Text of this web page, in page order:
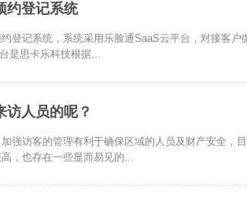
约登记系统
登记系统，系统采用乐脸通SaaS云平台，对接客
是思卡乐科技根据...
访人员的呢？
强访客的管理有利于确保区域的人员及财产安全
，也存在一些显而易见的...